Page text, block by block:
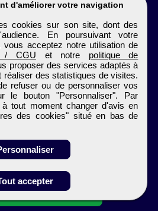
ses
d'améliorer votre navigation
cookies sur son site, dont des
En poursuivant votre
vous acceptez notre utilisation de
/ CGU et notre politique de
proposer des services adaptés à
réaliser des statistiques de visites.
refuser ou de personnaliser vos
le bouton "Personnaliser". Par
tout moment changer d'avis en
des cookies" situé en bas de
accepter
réservés © 1999 - 2026